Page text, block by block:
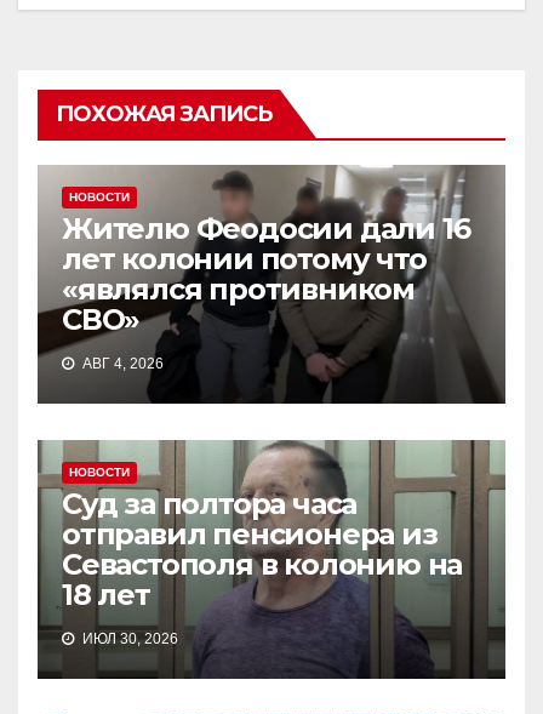
ПОХОЖАЯ ЗАПИСЬ
НОВОСТИ
Жителю Феодосии дали 16
лет колонии потому что
«являлся противником
СВО»
АВГ 4, 2026
НОВОСТИ
Суд за полтора часа
отправил пенсионера из
Севастополя в колонию на
18 лет
ИЮЛ 30, 2026